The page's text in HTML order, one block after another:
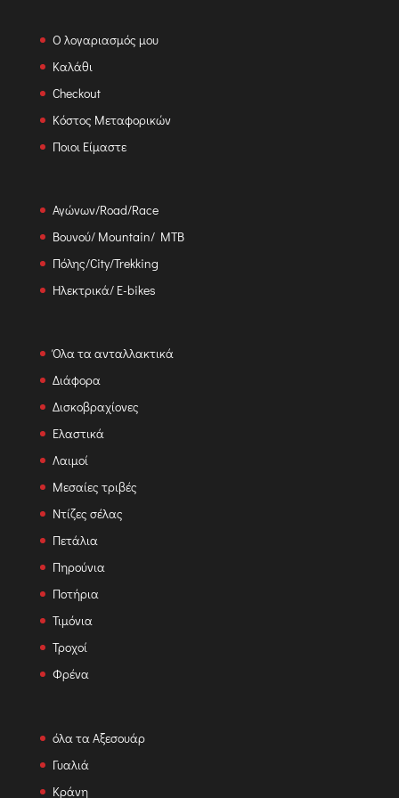
Ο λογαριασμός μου
Καλάθι
Checkout
Κόστος Μεταφορικών
Ποιοι Είμαστε
Αγώνων/Road/Race
Βουνού/ Mountain/ MTB
Πόλης/City/Trekking
Ηλεκτρικά/ E-bikes
Όλα τα ανταλλακτικά
Διάφορα
Δισκοβραχίονες
Ελαστικά
Λαιμοί
Μεσαίες τριβές
Ντίζες σέλας
Πετάλια
Πηρούνια
Ποτήρια
Τιμόνια
Τροχοί
Φρένα
όλα τα Αξεσουάρ
Γυαλιά
Κράνη